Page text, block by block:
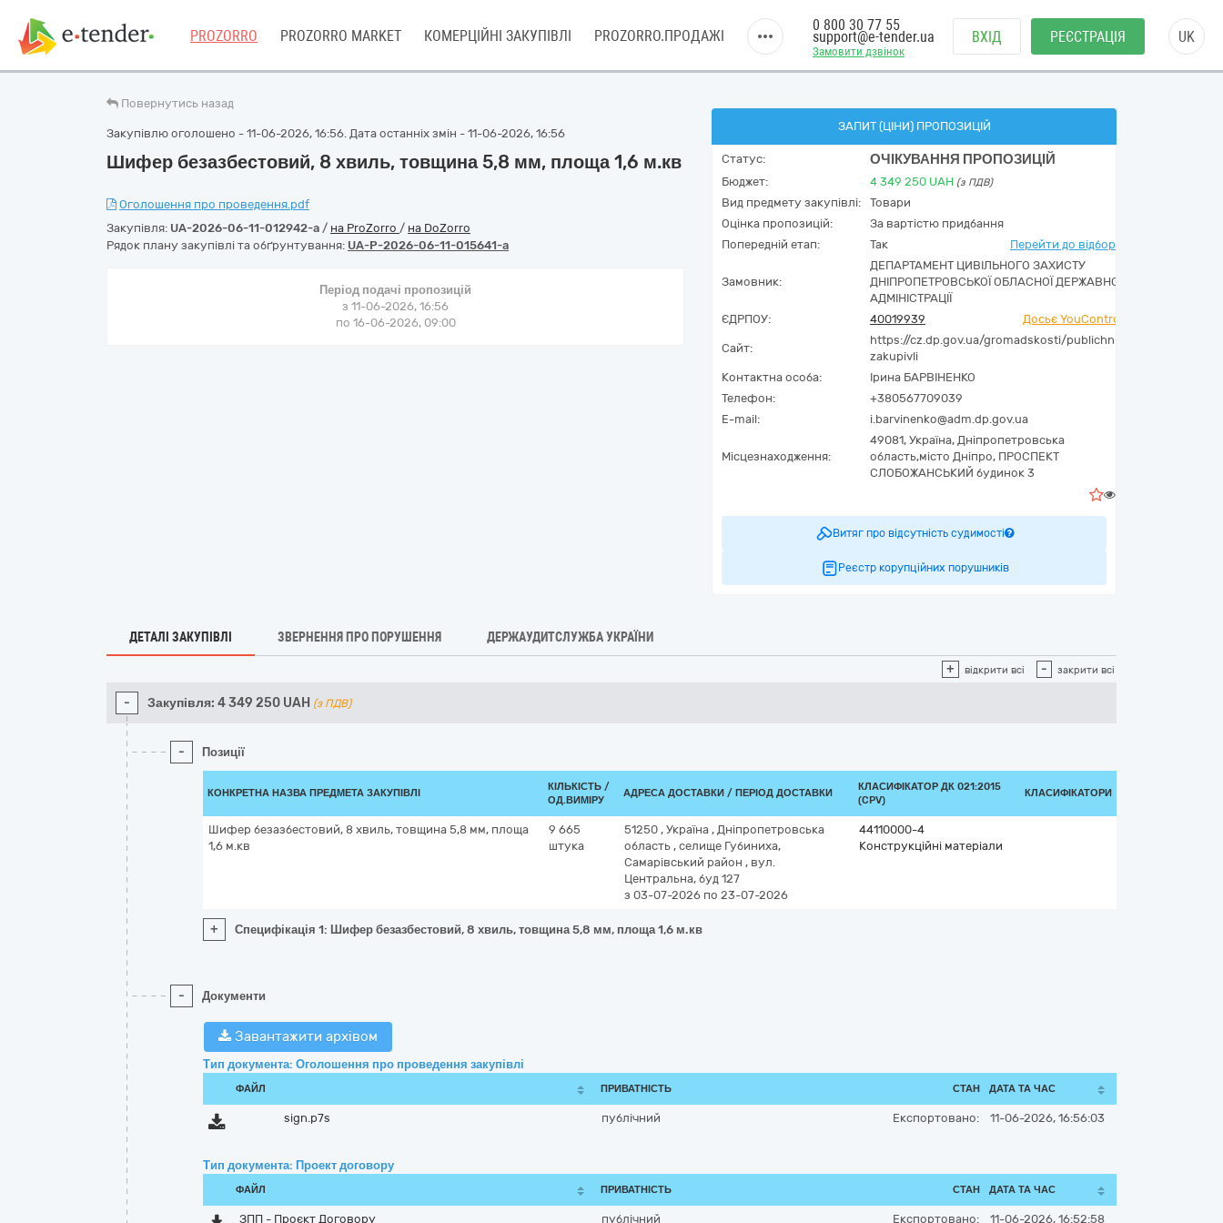
PROZORRO PROZORRO MARKET КОМЕРЦІЙНІ ЗАКУПІВЛІ PROZORRO.ПРОДАЖІ
Замовити дзвінок
0 800 30 77 55
support@e-tender.ua ВХІД РЕЄСТРАЦІЯ UK
Повернутись назад
Закупівлю оголошено - 11-06-2026, 16:56. Дата останніх змін - 11-06-2026, 16:56
Шифер безазбестовий, 8 хвиль, товщина 5,8 мм, площа 1,6 м.кв
Оголошення про проведення.pdf
Закупівля: UA-2026-06-11-012942-a / на ProZorro / на DoZorro
Рядок плану закупівлі та обґрунтування: UA-P-2026-06-11-015641-a
Період подачі пропозицій
з 11-06-2026, 16:56
по 16-06-2026, 09:00
ЗАПИТ (ЦІНИ) ПРОПОЗИЦІЙ
Статус: ОЧІКУВАННЯ ПРОПОЗИЦІЙ
Бюджет: 4 349 250 UAH (з ПДВ)
Вид предмету закупівлі:
Товари
Оцінка пропозицій:
За вартістю придбання
Попередній етап:
Так Перейти до відбору
Замовник:
ДЕПАРТАМЕНТ ЦИВІЛЬНОГО ЗАХИСТУ
ДНІПРОПЕТРОВСЬКОЇ ОБЛАСНОЇ ДЕРЖАВНОЇ
АДМІНІСТРАЦІЇ
ЄДРПОУ:
40019939 Досьє YouControl
Сайт:
https://cz.dp.gov.ua/gromadskosti/publichni-
zakupivli
Контактна особа:
Ірина БАРВІНЕНКО
Телефон:
+380567709039
E-mail:
i.barvinenko@adm.dp.gov.ua
Місцезнаходження:
49081, Україна, Дніпропетровська
область,місто Дніпро, ПРОСПЕКТ
СЛОБОЖАНСЬКИЙ будинок 3
Витяг про відсутність судимості
Реєстр корупційних порушників
ДЕТАЛІ ЗАКУПІВЛІ ЗВЕРНЕННЯ ПРО ПОРУШЕННЯ ДЕРЖАУДИТСЛУЖБА УКРАЇНИ
+ відкрити всі - закрити всі
- Закупівля: 4 349 250 UAH (з ПДВ)
- Позиції
КОНКРЕТНА НАЗВА ПРЕДМЕТА ЗАКУПІВЛІ
КІЛЬКІСТЬ /
ОД.ВИМІРУ
АДРЕСА ДОСТАВКИ / ПЕРІОД ДОСТАВКИ
КЛАСИФІКАТОР ДК 021:2015
(CPV)
КЛАСИФІКАТОРИ
Шифер безазбестовий, 8 хвиль, товщина 5,8 мм, площа
1,6 м.кв
9 665
штука
51250 , Україна , Дніпропетровська
область , селище Губиниха,
Самарівський район , вул.
Центральна, буд 127
з 03-07-2026 по 23-07-2026
44110000-4
Конструкційні матеріали
+ Специфікація 1: Шифер безазбестовий, 8 хвиль, товщина 5,8 мм, площа 1,6 м.кв
- Документи
Завантажити архівом
Тип документа: Оголошення про проведення закупівлі
ФАЙЛ ПРИВАТНІСТЬ СТАН ДАТА ТА ЧАС
sign.p7s публічний Експортовано: 11-06-2026, 16:56:03
Тип документа: Проект договору
ФАЙЛ ПРИВАТНІСТЬ СТАН ДАТА ТА ЧАС
ЗПП - Проєкт Договору
публічний Експортовано: 11-06-2026, 16:52:58